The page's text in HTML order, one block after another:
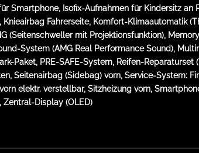
Smartphone, Isofix-Aufnahmen für Kindersitz an
Fahrerseite, Komfort-Klimaautomatik
(Seitenschweller mit Projektionsfunktion),
System (AMG Real Performance Sound),
Paket, PRE-SAFE-System, Reifen-
Seitenairbag (Sidebag) vorn, Service-System:
elektr. verstellbar, Sitzheizung vorn,
Zentral-Display (OLED)